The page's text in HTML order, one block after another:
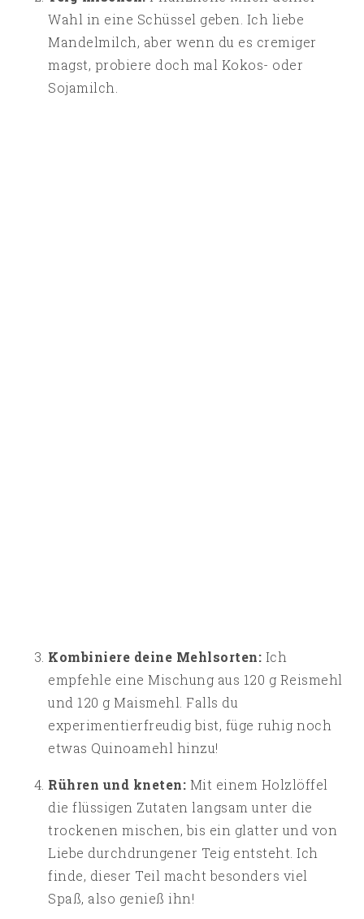
Wahl in eine Schüssel geben. Ich liebe
Mandelmilch, aber wenn du es cremiger
magst, probiere doch mal Kokos- oder
Sojamilch.
Kombiniere deine Mehlsorten: Ich
empfehle eine Mischung aus 120 g Reismehl
und 120 g Maismehl. Falls du
experimentierfreudig bist, füge ruhig noch
etwas Quinoamehl hinzu!
Rühren und kneten: Mit einem Holzlöffel
die flüssigen Zutaten langsam unter die
trockenen mischen, bis ein glatter und von
Liebe durchdrungener Teig entsteht. Ich
finde, dieser Teil macht besonders viel
Spaß, also genieß ihn!